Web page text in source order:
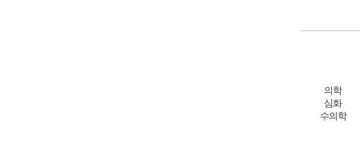
의학
심화
수의학